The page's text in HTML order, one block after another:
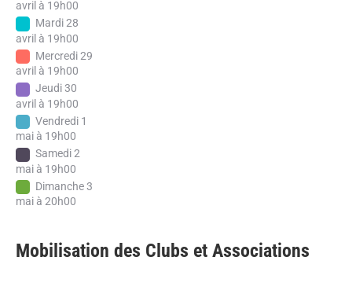
avril à 19h00
Mardi 28
avril à 19h00
Mercredi 29
avril à 19h00
Jeudi 30
avril à 19h00
Vendredi 1
mai à 19h00
Samedi 2
mai à 19h00
Dimanche 3
mai à 20h00
Mobilisation des Clubs et Associations